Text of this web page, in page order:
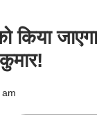
जाएगा
am